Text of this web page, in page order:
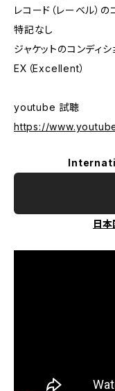
レコード（レーベル）の
特記なし
ジャケットのコンディシ
EX（Excellent）
youtube 試聴
https://
日